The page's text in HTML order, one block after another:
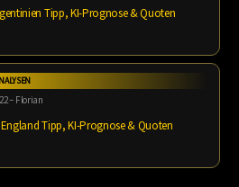
Tipp, KI-Prognose & Quoten
– Florian
Tipp, KI-Prognose & Quoten